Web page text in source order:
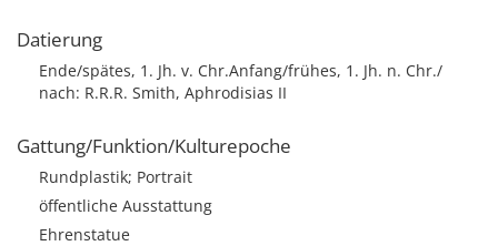
Datierung
Ende/spätes, 1. Jh. v. Chr.Anfang/frühes, 1. Jh. n. Chr./
nach: R.R.R. Smith, Aphrodisias II
Gattung/Funktion/Kulturepoche
Rundplastik; Portrait
öffentliche Ausstattung
Ehrenstatue